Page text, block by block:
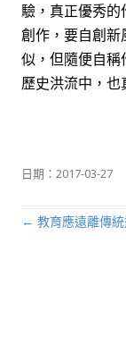
驗，真正優秀的
創作，要自創
似，但隨便自稱
歷史洪流中，也
日期： 2017-03-27
文章導航列
← 教育應遠離傳